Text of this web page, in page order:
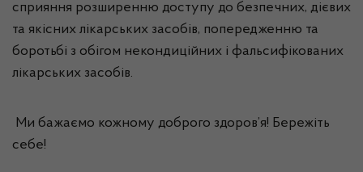
сприяння розширенню доступу до безпечних, дієвих
та якісних лікарських засобів, попередженню та
боротьбі з обігом некондиційних і фальсифікованих
лікарських засобів.
Ми бажаємо кожному доброго здоров’я! Бережіть
себе!